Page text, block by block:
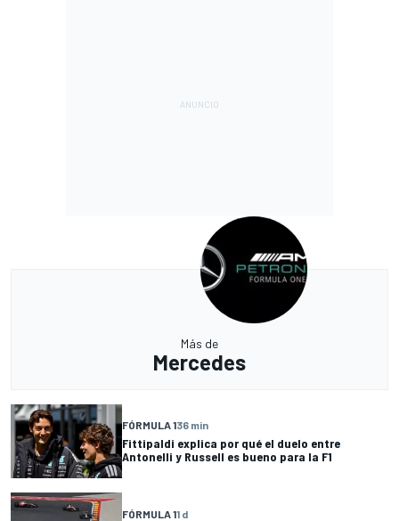
Más de
Mercedes
FÓRMULA 136 min
Fittipaldi explica por qué el duelo entre
Antonelli y Russell es bueno para la F1
FÓRMULA 11 d